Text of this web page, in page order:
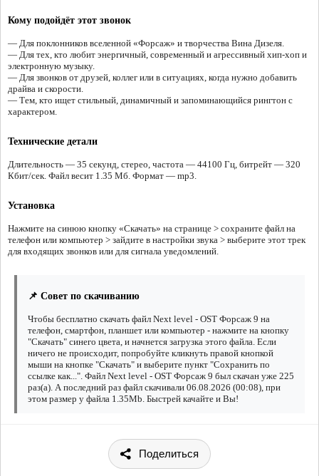
Кому подойдёт этот звонок
— Для поклонников вселенной «Форсаж» и творчества Вина Дизеля.
— Для тех, кто любит энергичный, современный и агрессивный хип-хоп и
электронную музыку.
— Для звонков от друзей, коллег или в ситуациях, когда нужно добавить
драйва и скорости.
— Тем, кто ищет стильный, динамичный и запоминающийся рингтон с
характером.
Технические детали
Длительность — 35 секунд, стерео, частота — 44100 Гц, битрейт — 320
Кбит/сек. Файл весит 1.35 Мб. Формат — mp3.
Установка
Нажмите на синюю кнопку «Скачать» на странице > сохраните файл на
телефон или компьютер > зайдите в настройки звука > выберите этот трек
для входящих звонков или для сигнала уведомлений.
📌 Совет по скачиванию
Чтобы бесплатно скачать файл Next level - OST Форсаж 9 на
телефон, смартфон, планшет или компьютер - нажмите на кнопку
"Скачать" синего цвета, и начнется загрузка этого файла. Если
ничего не происходит, попробуйте кликнуть правой кнопкой
мыши на кнопке "Скачать" и выберите пункт "Сохранить по
ссылке как...". Файл Next level - OST Форсаж 9 был скачан уже 225
раз(а). А последний раз файл скачивали 06.08.2026 (00:08), при
этом размер у файла 1.35Mb. Быстрей качайте и Вы!
Поделиться